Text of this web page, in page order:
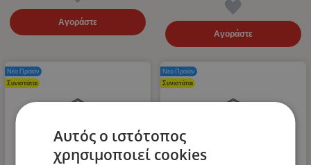
Αγοράστε
Αγοράστε
Νέο Προϊόν
Συνιστάται
Νέο Προϊόν
Συνιστάται
Αυτός ο ιστότοπος
χρησιμοποιεί cookies